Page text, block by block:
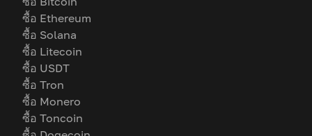
ซื้อ Ethereum
ซื้อ Solana
ซื้อ Litecoin
ซื้อ USDT
ซื้อ Tron
ซื้อ Monero
ซื้อ Toncoin